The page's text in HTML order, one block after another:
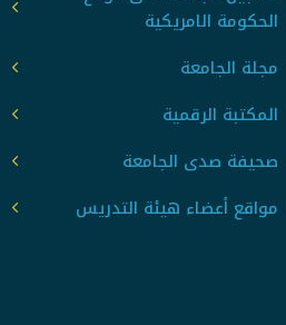
الحكومة الامريكية
مجلة الجامعة
المكتبة الرقمية
صحيفة صدى الجامعة
مواقع أعضاء هيئة التدريس